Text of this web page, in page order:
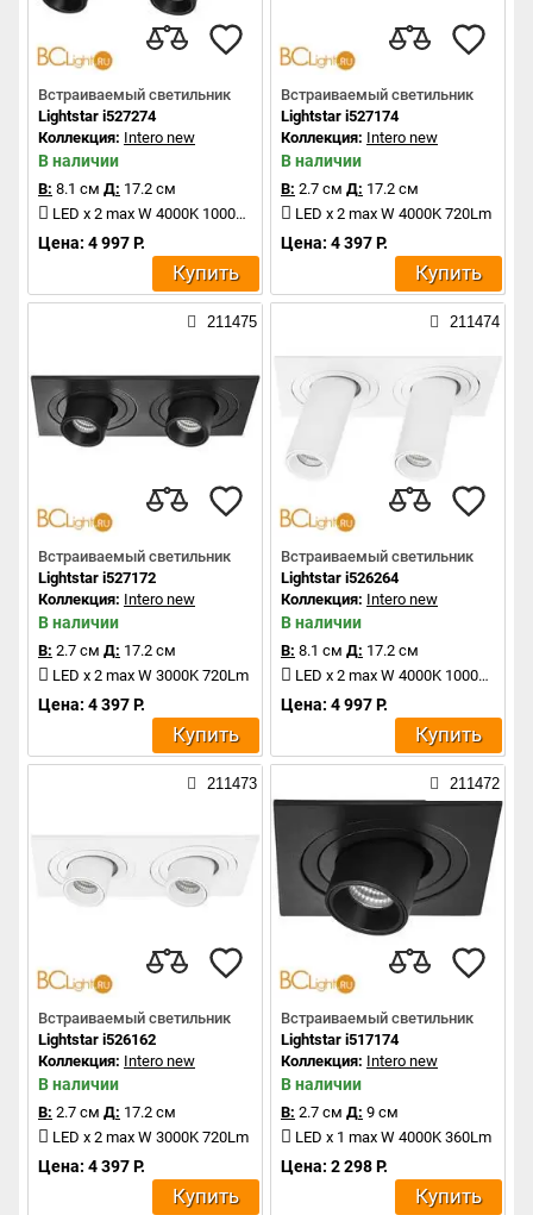
Встраиваемый светильник
Lightstar i527274
Коллекция: Intero new
В наличии
В: 8.1 см Д: 17.2 см
LED x 2 max W 4000K 1000Lm
Цена: 4 997 Р.
Купить
Встраиваемый светильник
Lightstar i527174
Коллекция: Intero new
В наличии
В: 2.7 см Д: 17.2 см
LED x 2 max W 4000K 720Lm
Цена: 4 397 Р.
Купить
211475
Встраиваемый светильник
Lightstar i527172
Коллекция: Intero new
В наличии
В: 2.7 см Д: 17.2 см
LED x 2 max W 3000K 720Lm
Цена: 4 397 Р.
Купить
211474
Встраиваемый светильник
Lightstar i526264
Коллекция: Intero new
В наличии
В: 8.1 см Д: 17.2 см
LED x 2 max W 4000K 1000Lm
Цена: 4 997 Р.
Купить
211473
Встраиваемый светильник
Lightstar i526162
Коллекция: Intero new
В наличии
В: 2.7 см Д: 17.2 см
LED x 2 max W 3000K 720Lm
Цена: 4 397 Р.
Купить
211472
Встраиваемый светильник
Lightstar i517174
Коллекция: Intero new
В наличии
В: 2.7 см Д: 9 см
LED x 1 max W 4000K 360Lm
Цена: 2 298 Р.
Купить